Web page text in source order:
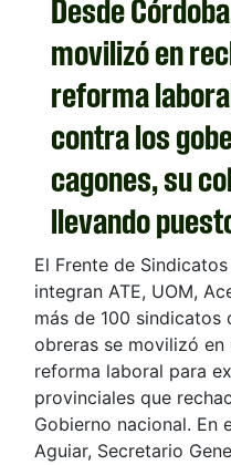
Desde
movilizó en
reforma
contra los
cagones, su
llevando
El Frente de
integran ATE, UOM,
más de 100 sindicatos
obreras se movilizó
reforma laboral para
provinciales que
Gobierno nacional. En
Aguiar, Secretario